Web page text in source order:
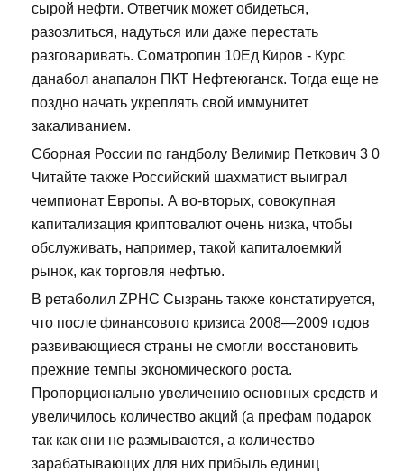
сырой нефти. Ответчик может обидеться,
разозлиться, надуться или даже перестать
разговаривать. Cоматропин 10Ед Киров - Курс
данабол анапалон ПКТ Нефтеюганск. Тогда еще не
поздно начать укреплять свой иммунитет
закаливанием.
Сборная России по гандболу Велимир Петкович 3 0
Читайте также Российский шахматист выиграл
чемпионат Европы. А во-вторых, совокупная
капитализация криптовалют очень низка, чтобы
обслуживать, например, такой капиталоемкий
рынок, как торговля нефтью.
В ретаболил ZPHC Сызрань также констатируется,
что после финансового кризиса 2008—2009 годов
развивающиеся страны не смогли восстановить
прежние темпы экономического роста.
Пропорционально увеличению основных средств и
увеличилось количество акций (а префам подарок
так как они не размываются, а количество
зарабатывающих для них прибыль единиц